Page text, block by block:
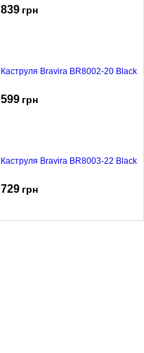
839 грн
Каструля Bravira BR8002-20 Black
599 грн
Каструля Bravira BR8003-22 Black
729 грн